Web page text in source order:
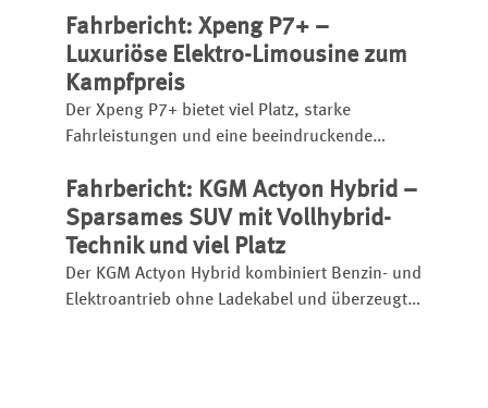
Fahrbericht: Xpeng P7+ –
Luxuriöse Elektro-Limousine zum
Kampfpreis
Der Xpeng P7+ bietet viel Platz, starke
Fahrleistungen und eine beeindruckende
Limousine startet bereits ab 46.600 Euro und
setzt etablierte Rivalen unter Druck.
Fahrbericht: KGM Actyon Hybrid –
Sparsames SUV mit Vollhybrid-
Technik und viel Platz
Der KGM Actyon Hybrid kombiniert Benzin- und
Elektroantrieb ohne Ladekabel und überzeugt